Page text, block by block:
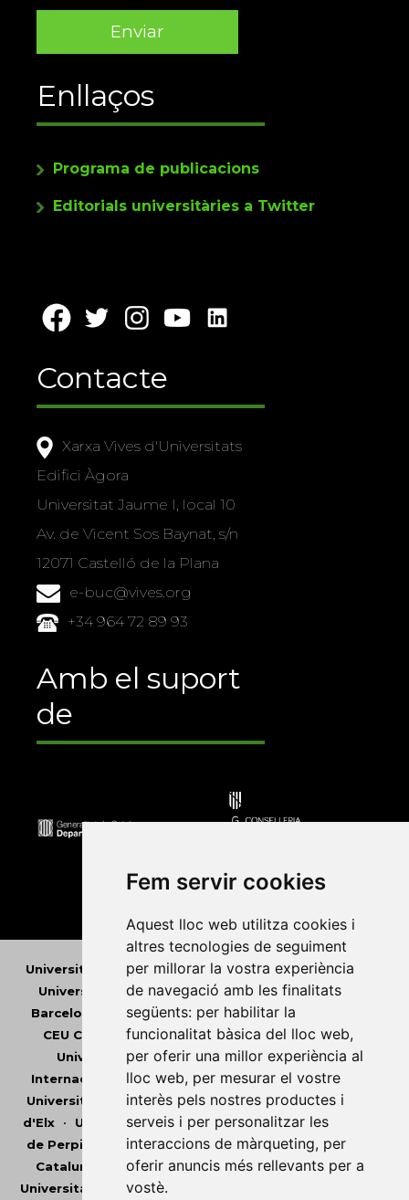
Fem servir cookies
Aquest lloc web utilitza cookies i
altres tecnologies de seguiment
per millorar la vostra experiència
de navegació amb les finalitats
següents: per habilitar la
funcionalitat bàsica del lloc web,
per oferir una millor experiència al
lloc web, per mesurar el vostre
interès pels nostres productes i
serveis i per personalitzar les
interaccions de màrqueting, per
oferir anuncis més rellevants per a
vostè.
Enllaços
Programa de publicacions
Editorials universitàries a Twitter
Contacte
Xarxa Vives d'Universitats
Edifici Àgora
Universitat Jaume I, local 10
Av. de Vicent Sos Baynat, s/n
12071 Castelló de la Plana
e-buc@vives.org
+34 964 72 89 93
Amb el suport
de
Universitat Abat Oliba CEU • Universitat d'Alacant
Universitat d'Andorra•Universitat Autònoma de
Barcelona
Universitat de Barcelona •
CEU Cardenal Herrera •Universitat de Girona•
Universitat de les Illes Balears•Universitat
Internacional de Catalunya•Universitat Jaume I
Universitat de Lleida•Universitat Miguel Hernández
d'Elx• Universitat Oberta de Catalunya• Universitat
de Perpinyà Via Domitia•Universitat Politècnica de
Catalunya
Universitat Politècnica de València •
Universitat Pompeu Fabra